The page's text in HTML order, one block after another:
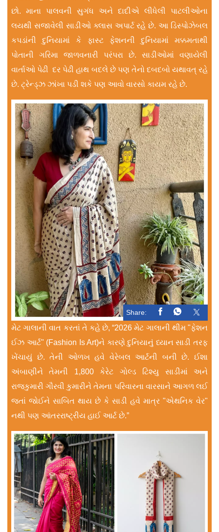
છો. માના પાલવની સુગંધ અને દાદીએ લીધેલી પાટલીઓના
લયથી સજાવેલી સાડીઓ ક્લાસ અપાર્ટ રહે છે. આ ડિસ્પોઝેબલ
કપડાંની દુનિયામાં કે ફાસ્ટ ફેશનની દુનિયામાં મક્કમતાથી
પોતાની ગરિમા જાળવનારી પરંપરા છે. સાડીઓમાં વણાયેલી
વાર્તાઓ પેઢી દર પેઢી હાથ બદલે છે પણ તેનો દબદબો યથાવત્ રહે
છે. ટ્રેન્ડ્ઝ ઝાંખા પડી શકે પણ આવો વારસો કાયમ રહે છે.
Share:
મેટ ગાલાની વાત કરતાં તે કહે છે, “2026 મેટ ગાલાની થીમ "ફેશન
ઈઝ આર્ટ" (Fashion Is Art)ને કારણે દુનિયાનું ધ્યાન સાડી તરફ
ખેંચાયું છે. તેની ઓળખ હવે વેરેબલ આર્ટની બની છે. ઈશા
અંબાણીને તેમની 1,800 કેરેટ ગોલ્ડ ટિશ્યુ સાડીમાં અને
રાજકુમારી ગૌરવી કુમારીને તેમના પરિવારના વારસાને આગળ લઈ
જતાં જોઈને સાબિત થાય છે કે સાડી હવે માત્ર "એથનિક વેર"
નથી પણ આંતરરાષ્ટ્રીય હાઈ આર્ટ છે.”